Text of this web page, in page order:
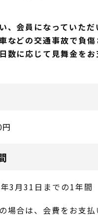
、会員になっていただ
などの交通事故で負
数に応じて見舞金を
3月31日までの1年間
場合は、会費をお支